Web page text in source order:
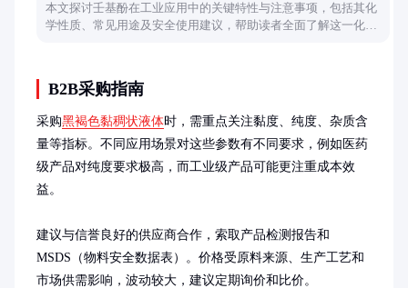
本文探讨壬基酚在工业应用中的关键特性与注意事项，包括其化
学性质、常见用途及安全使用建议，帮助读者全面了解这一化学
B2B采购指南
采购黑褐色黏稠状液体时，需重点关注黏度、纯度、杂质含
量等指标。不同应用场景对这些参数有不同要求，例如医药
级产品对纯度要求极高，而工业级产品可能更注重成本效
益。
建议与信誉良好的供应商合作，索取产品检测报告和
MSDS（物料安全数据表）。价格受原料来源、生产工艺和
市场供需影响，波动较大，建议定期询价和比价。